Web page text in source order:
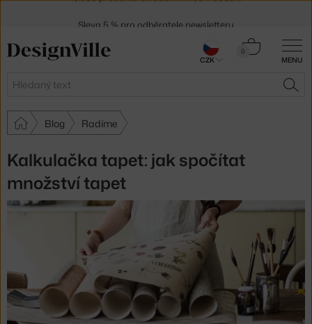
MENU
Hledat
0
Košík
Blog Radíme
Kalkulačka tapet: jak spočítat
množství tapet
30 dní na vrácení zboží
CZK